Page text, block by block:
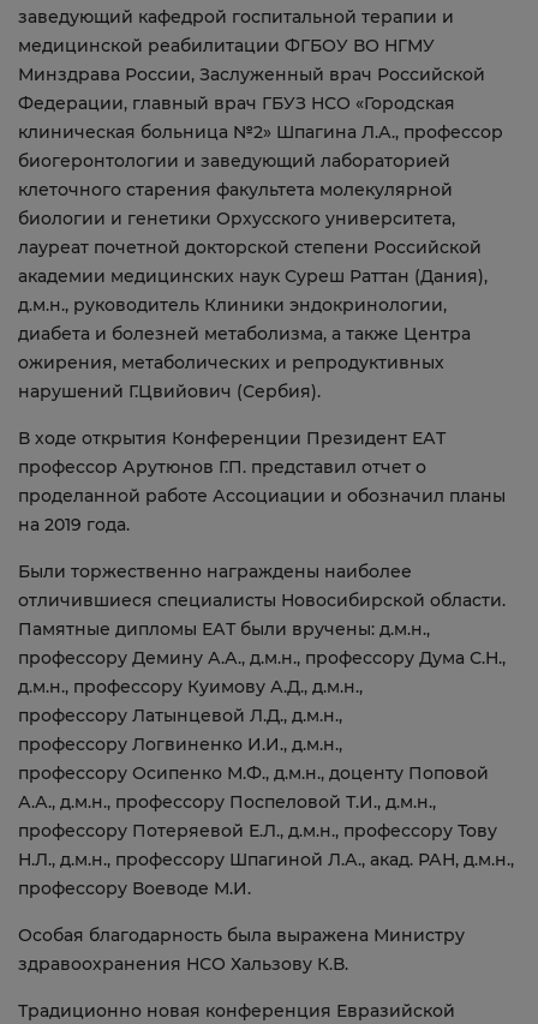
заведующий кафедрой госпитальной терапии и
медицинской реабилитации ФГБОУ ВО НГМУ
Минздрава России, Заслуженный врач Российской
Федерации, главный врач ГБУЗ НСО «Городская
клиническая больница №2» Шпагина Л.А., профессор
биогеронтологии и заведующий лабораторией
клеточного старения факультета молекулярной
биологии и генетики Орхусского университета,
лауреат почетной докторской степени Российской
академии медицинских наук Суреш Раттан (Дания),
д.м.н., руководитель Клиники эндокринологии,
диабета и болезней метаболизма, а также Центра
ожирения, метаболических и репродуктивных
нарушений Г.Цвийович (Сербия).
В ходе открытия Конференции Президент ЕАТ
профессор Арутюнов Г.П. представил отчет о
проделанной работе Ассоциации и обозначил планы
на 2019 года.
Были торжественно награждены наиболее
отличившиеся специалисты Новосибирской области.
Памятные дипломы ЕАТ были вручены: д.м.н.,
профессору Демину А.А., д.м.н., профессору Дума С.Н.,
д.м.н., профессору Куимову А.Д., д.м.н.,
профессору Латынцевой Л.Д., д.м.н.,
профессору Логвиненко И.И., д.м.н.,
профессору Осипенко М.Ф., д.м.н., доценту Поповой
А.А., д.м.н., профессору Поспеловой Т.И., д.м.н.,
профессору Потеряевой Е.Л., д.м.н., профессору Тову
Н.Л., д.м.н., профессору Шпагиной Л.А., акад. РАН, д.м.н.,
профессору Воеводе М.И.
Особая благодарность была выражена Министру
здравоохранения НСО Хальзову К.В.
Традиционно новая конференция Евразийской